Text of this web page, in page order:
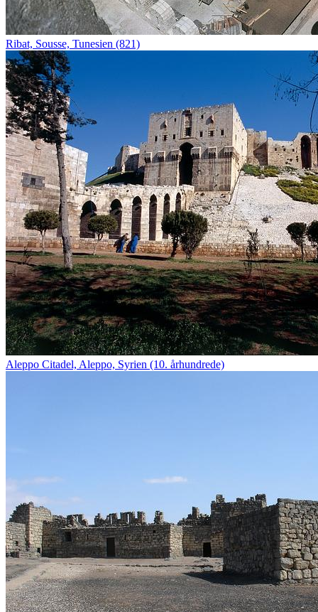
Ribat, Sousse, Tunesien (821)
Aleppo Citadel, Aleppo, Syrien (10. århundrede)